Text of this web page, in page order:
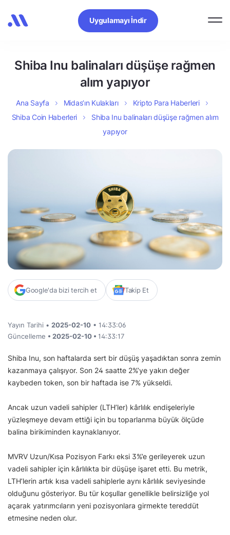
Uygulamayı İndir
Shiba Inu balinaları düşüşe rağmen
alım yapıyor
Ana Sayfa Midas’ın Kulakları
Kripto Para Haberleri
Shiba Coin Haberleri
Shiba Inu balinaları düşüşe rağmen alım
yapıyor
Google'da bizi tercih et Takip Et
Yayın Tarihi • 2025-02-10 • 14:33:06
Güncelleme • 2025-02-10 • 14:33:17
Shiba Inu, son haftalarda sert bir düşüş yaşadıktan sonra zemin
kazanmaya çalışıyor. Son 24 saatte 2%’ye yakın değer
kaybeden token, son bir haftada ise 7% yükseldi.
Ancak uzun vadeli sahipler (LTH’ler) kârlılık endişeleriyle
yüzleşmeye devam ettiği için bu toparlanma büyük ölçüde
balina birikiminden kaynaklanıyor.
MVRV Uzun/Kısa Pozisyon Farkı eksi 3%’e gerileyerek uzun
vadeli sahipler için kârlılıkta bir düşüşe işaret etti. Bu metrik,
LTH’lerin artık kısa vadeli sahiplerle aynı kârlılık seviyesinde
olduğunu gösteriyor. Bu tür koşullar genellikle belirsizliğe yol
açarak yatırımcıların yeni pozisyonlara girmekte tereddüt
etmesine neden olur.